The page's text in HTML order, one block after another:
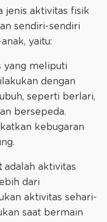
jenis aktivitas fisik
sendiri-sendiri
yaitu:
yang meliputi
dengan
seperti berlari,
bersepeda.
kebugaran
adalah aktivitas
dari
aktivitas sehari-
saat bermain